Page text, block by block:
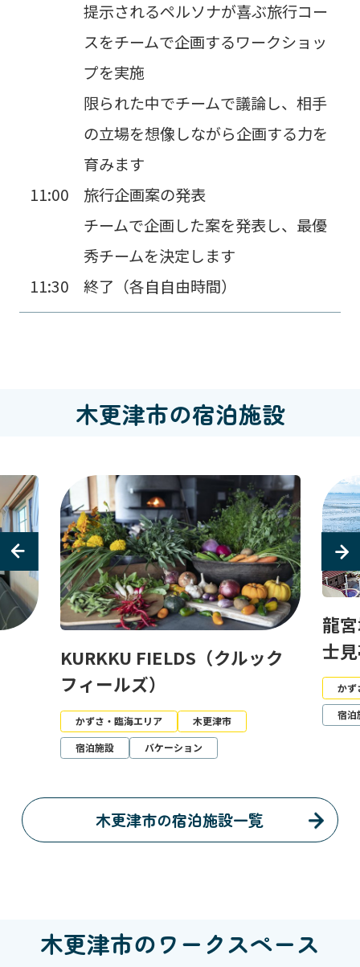
提示されるペルソナが喜ぶ旅行コー
スをチームで企画するワークショッ
プを実施
限られた中でチームで議論し、相手
の立場を想像しながら企画する力を
育みます
11:00
旅行企画案の発表
チームで企画した案を発表し、最優
秀チームを決定します
11:30
終了（各自自由時間）
木更津市の宿泊施設
龍宮城スパホテル三日月 富
士見亭
かずさ・臨海エリア
宿泊施設
オ
テル
かず
木更津市の宿泊施設一覧
木更津市のワークスペース